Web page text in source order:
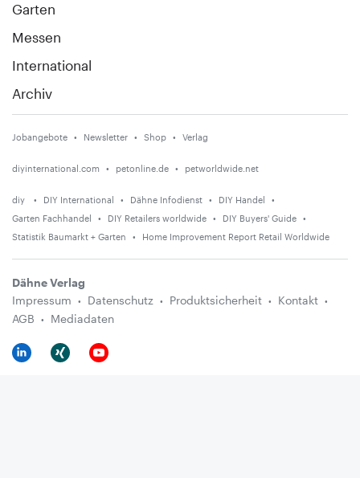
Garten
Messen
International
Archiv
Jobangebote Newsletter Shop Verlag
diyinternational.com petonline.de petworldwide.net
diy DIY International Dähne Infodienst
DIY Handel
Garten Fachhandel
DIY Retailers worldwide
DIY Buyers' Guide
Statistik Baumarkt + Garten
Home Improvement Report Retail Worldwide
Dähne Verlag
Impressum
Datenschutz Produktsicherheit
Kontakt
AGB
Mediadaten